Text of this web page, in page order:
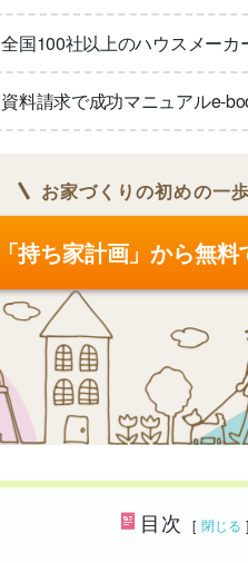
全国100社以上のハウスメーカ
資料請求で成功マニュアルe-
お家づくりの初めの一
「持ち家計画」から無
目次 [ 閉じる ]